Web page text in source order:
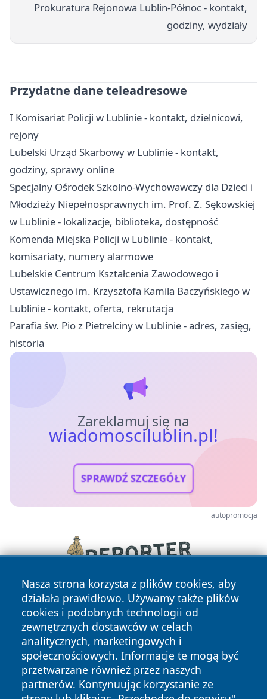
Prokuratura Rejonowa Lublin-Północ - kontakt,
godziny, wydziały
Przydatne dane teleadresowe
I Komisariat Policji w Lublinie - kontakt, dzielnicowi,
rejony
Lubelski Urząd Skarbowy w Lublinie - kontakt,
godziny, sprawy online
Specjalny Ośrodek Szkolno-Wychowawczy dla Dzieci i
Młodzieży Niepełnosprawnych im. Prof. Z. Sękowskiej
w Lublinie - lokalizacje, biblioteka, dostępność
Komenda Miejska Policji w Lublinie - kontakt,
komisariaty, numery alarmowe
Lubelskie Centrum Kształcenia Zawodowego i
Ustawicznego im. Krzysztofa Kamila Baczyńskiego w
Lublinie - kontakt, oferta, rekrutacja
Parafia św. Pio z Pietrelciny w Lublinie - adres, zasięg,
historia
Zareklamuj się na
wiadomoscilublin.pl!
SPRAWDŹ SZCZEGÓŁY
autopromocja
Nasza strona korzysta z plików cookies, aby
działała prawidłowo. Używamy także plików
cookies i podobnych technologii od
zewnętrznych dostawców w celach
analitycznych, marketingowych i
społecznościowych. Informacje te mogą być
przetwarzane również przez naszych
partnerów. Kontynuując korzystanie ze
Copyright © 2026 wiadomoscilublin.pl Wszystkie prawa
zastrzeżone.